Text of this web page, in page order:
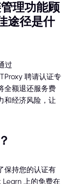
理功能顾
途径是什
过
聘请认证专
全额退还服务费
和经济风险，让
保持您的认证有
上的免费在